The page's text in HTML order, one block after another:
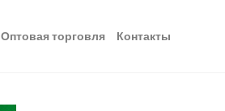
Оптовая торговля Контакты